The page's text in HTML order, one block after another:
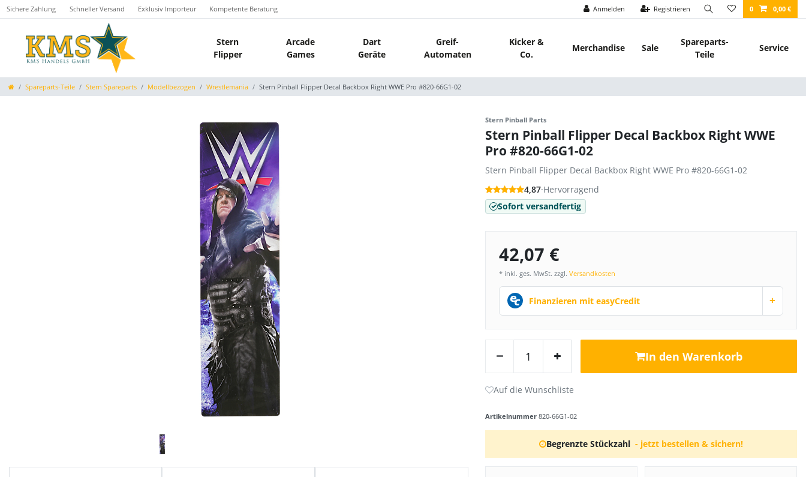
Sichere Zahlung Schneller Versand Exklusiv Importeur Kompetente Beratung Anmelden Registrieren 0 0,00 €
Stern
Flipper
Arcade
Games
Dart
Geräte
Greif-
Automaten
Kicker &
Co.
Merchandise Sale
Spareparts-
Teile
Service
Spareparts-Teile Stern Spareparts Modellbezogen Wrestlemania Stern Pinball Flipper Decal Backbox Right WWE Pro #820-66G1-02
Stern Pinball Parts
Stern Pinball Flipper Decal Backbox Right WWE
Pro #820-66G1-02
Stern Pinball Flipper Decal Backbox Right WWE Pro #820-66G1-02
4,87·Hervorragend
Sofort versandfertig
42,07 €
* inkl. ges. MwSt. zzgl.Versandkosten
Finanzieren mit easyCredit +
In den Warenkorb
Artikelnummer 820-66G1-02
Begrenzte Stückzahl - jetzt bestellen & sichern!